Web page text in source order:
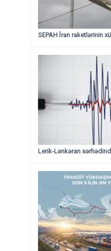
SEPAH İran raketlərinin
Lerik-Lənkəran